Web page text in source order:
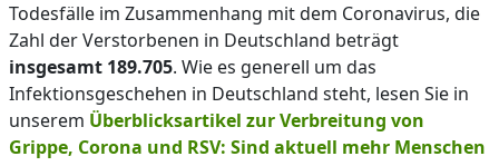
Todesfälle im Zusammenhang mit dem Coronavirus, die
Zahl der Verstorbenen in Deutschland beträgt
insgesamt 189.705. Wie es generell um das
Infektionsgeschehen in Deutschland steht, lesen Sie in
unserem Überblicksartikel zur Verbreitung von
Grippe, Corona und RSV: Sind aktuell mehr Menschen